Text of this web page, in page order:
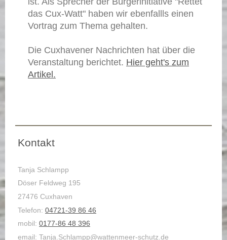
das Cux-Watt" haben wir ebenfallls einen
Vortrag zum Thema gehalten.
Die Cuxhavener Nachrichten hat über die
Veranstaltung berichtet. Hier geht's zum
Artikel.
Kontakt
Tanja Schlampp
Döser Feldweg 195
27476 Cuxhaven
Telefon: 04721-39 86 46
mobil: 0177-86 48 396
email: Tanja.Schlampp@wattenmeer-schutz.de